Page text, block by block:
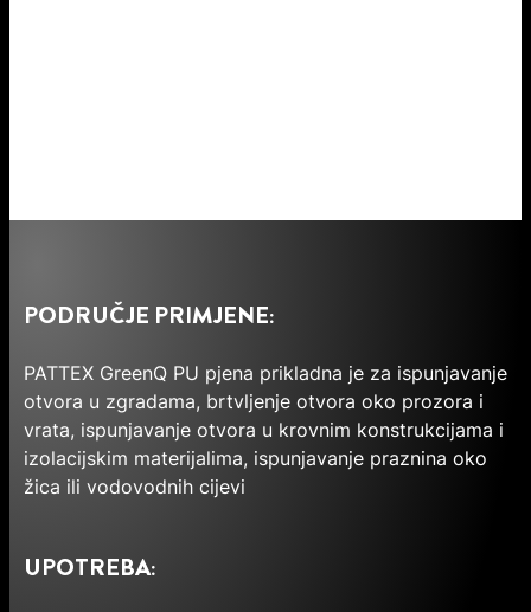
PODRUČJE PRIMJENE:
PATTEX GreenQ PU pjena prikladna je za ispunjavanje
otvora u zgradama, brtvljenje otvora oko prozora i
vrata, ispunjavanje otvora u krovnim konstrukcijama i
izolacijskim materijalima, ispunjavanje praznina oko
žica ili vodovodnih cijevi
UPOTREBA: